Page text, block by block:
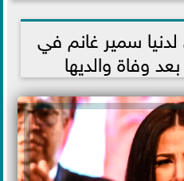
سمير غانم في
وفاة والديها